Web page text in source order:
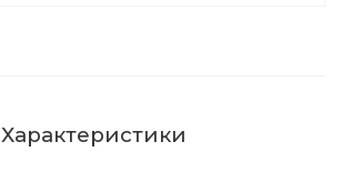
Характеристики